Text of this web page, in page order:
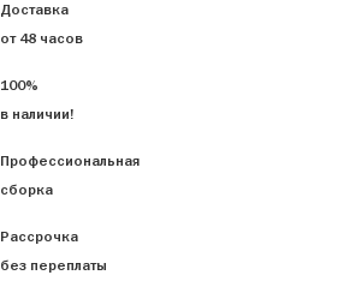
Доставка
от 48 часов
100%
в наличии!
Профессиональная
сборка
Рассрочка
без переплаты